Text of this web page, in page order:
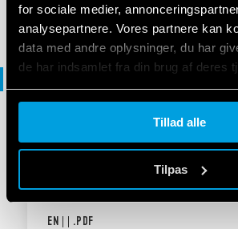
for sociale medier,
analysepartnere. Vores partnere kan
data med andre oplysninger, du har
de har indsamlet fra din brug af deres
Cookie policy.
Tillad alle
Tilpas
EN|| . PDF
Overensstemmelseserklæring
EN | | .PDF